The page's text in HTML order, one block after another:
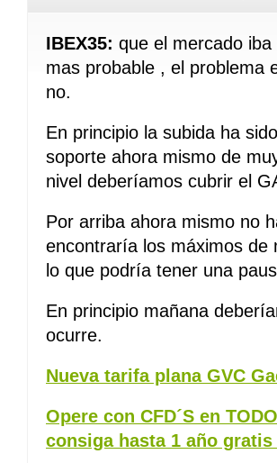
IBEX35: que el mercado
mas probable , el problema
no.
En principio la subida ha
soporte ahora mismo de
nivel deberíamos cubrir el
Por arriba ahora mismo no
encontraría los máximos de
lo que podría tener una
En principio mañana
ocurre.
Nueva tarifa plana GVC
Opere con CFD´S en
consiga hasta 1 año